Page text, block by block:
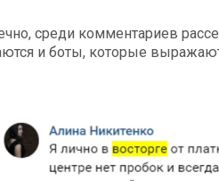
среди комментариев
и боты, которые